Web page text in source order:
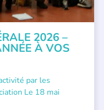
2026 –
À VOS
par les
Le 18 mai